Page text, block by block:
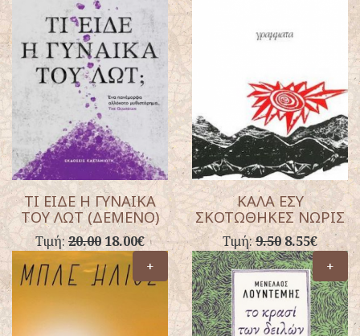
ΤΙ ΕΙΔΕ Η ΓΥΝΑΙΚΑ
ΤΟΥ ΛΩΤ (ΔΕΜΕΝΟ)
Τιμή:20.0018.00€
ΚΑΛΑ ΕΣΥ
ΣΚΟΤΩΘΗΚΕΣ ΝΩΡΙΣ
Τιμή:9.508.55€
+
+